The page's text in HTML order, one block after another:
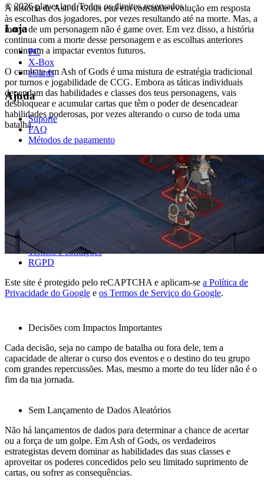
A história de Ash of Gods está em constante evolução em resposta
às escolhas dos jogadores, por vezes resultando até na morte. Mas, a
morte de um personagem não é game over. Em vez disso, a história
continua com a morte desse personagem e as escolhas anteriores
continuam a impactar eventos futuros.
O combate em Ash of Gods é uma mistura de estratégia tradicional
por turnos e jogabilidade de CCG. Embora as táticas individuais
dependam das habilidades e classes dos teus personagens, vais
desbloquear e acumular cartas que têm o poder de desencadear
habilidades poderosas, por vezes alterando o curso de toda uma
batalha.
O QUE TORNA ASH OF GODS ÚNICO
Decisões com Impactos Importantes
Cada decisão, seja no campo de batalha ou fora dele, tem a
capacidade de alterar o curso dos eventos e o destino do teu grupo
com grandes repercussões. Mas, mesmo a morte do teu líder não é o
fim da tua jornada.
Sem Lançamento de Dados Aleatórios
Não há lançamentos de dados para determinar a chance de acertar
ou a força de um golpe. Em Ash of Gods, os verdadeiros
estrategistas devem dominar as habilidades das suas classes e
aproveitar os poderes concedidos pelo seu limitado suprimento de
cartas, ou sofrer as consequências.
© 2026 player.land Todos os direitos reservados
Loja
PC
X-Box
eCards
Ajuda
Suporte
FAQ
Métodos de pagamento
Empresa
Contacto
Informação legal
Termos e condições
RGPD
Este site é protegido pelo reCAPTCHA e aplicam-se a Política de
Privacidade do Google e os Termos de Serviço do Google.